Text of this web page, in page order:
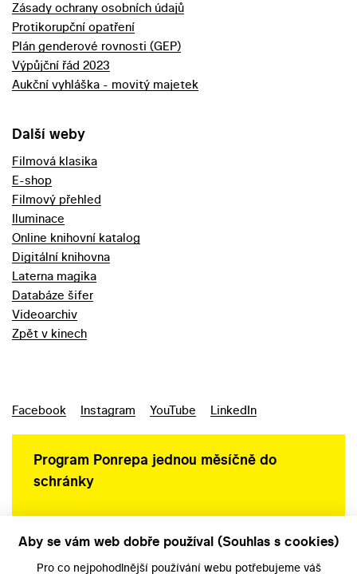
Zásady ochrany osobních údajů
Protikorupční opatření
Plán genderové rovnosti (GEP)
Výpůjční řád 2023
Aukční vyhláška - movitý majetek
Další weby
Filmová klasika
E-shop
Filmový přehled
Iluminace
Online knihovní katalog
Digitální knihovna
Laterna magika
Databáze šifer
Videoarchiv
Zpět v kinech
Facebook Instagram YouTube LinkedIn
Program Ponrepa jednou měsíčně do
schránky
Aby se vám web dobře používal (Souhlas s cookies)
Pro co nejpohodlnější používání webu potřebujeme váš